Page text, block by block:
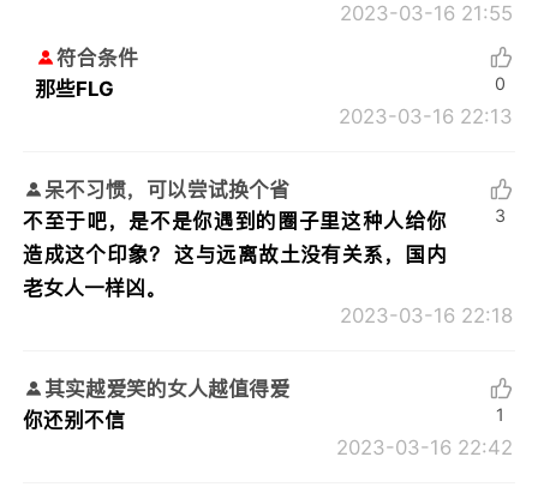
2023-03-16 21:55
符合条件
那些FLG
2023-03-16 22:13
0
呆不习惯，可以尝试换个省
不至于吧，是不是你遇到的圈子里这种人给你
造成这个印象？ 这与远离故土没有关系，国内
老女人一样凶。
2023-03-16 22:18
3
其实越爱笑的女人越值得爱
你还别不信
2023-03-16 22:42
1